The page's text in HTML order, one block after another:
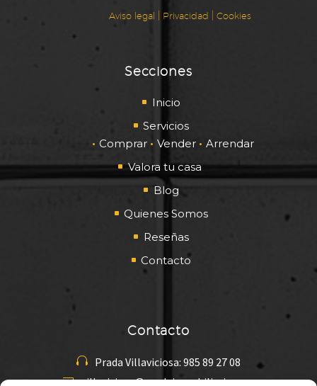
Aviso legal Privacidad Cookies
Secciones
Inicio
Servicios
ComprarVenderArrendar
Valora tu casa
Blog
Quienes Somos
Reseñas
Contacto
Contacto

 Prada Villaviciosa: 985 89 27 08

 villaviciosa@pradainmobiliaria.com